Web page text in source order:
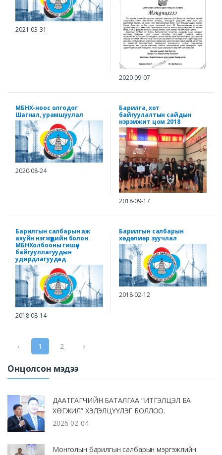
2021-03-31
2020-09-07
МБНХ-ноос олгодог
Шагнал, урамшуулал
2020-08-24
Барилга, хот
байгуулалтын сайдын
нэрэмжит цом 2018
2018-09-17
Барилгын салбарын аж
ахуйн нэгжүүдийн болон
МБНХолбооны гишүүн
байгууллагуудын
удирдлагуудад
2018-08-14
Барилгын салбарын
хөдөлмөр зуучлал
2018-02-12
‹ 1 2 ›
Онцолсон мэдээ
ДААТГАГЧИЙН БАТАЛГАА “ИТГЭЛЦЭЛ БА
ХӨГЖИЛ” ХЭЛЭЛЦҮҮЛЭГ БОЛЛОО.
2026-02-04
Монголын барилгын салбарын мэргэжлийн